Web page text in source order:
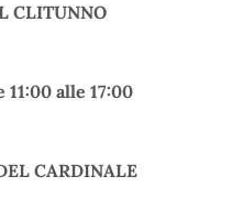
CLITUNNO
alle 17:00
CARDINALE